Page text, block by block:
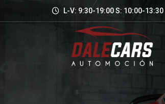
L-V: 9:30-19:00 S: 10:00-13:30